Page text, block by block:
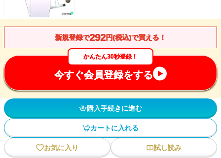
新規登録で292円(税込)で買える！
かんたん30秒登録！
今すぐ会員登録をする
購入手続きに進む
カートに入れる
お気に入り
試し読み